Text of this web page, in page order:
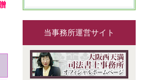
当事務所運営サイト